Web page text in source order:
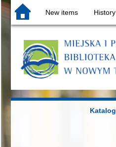
New items History